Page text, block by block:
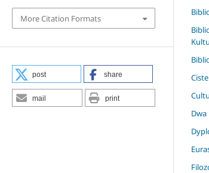
More Citation Formats
post share
mail print